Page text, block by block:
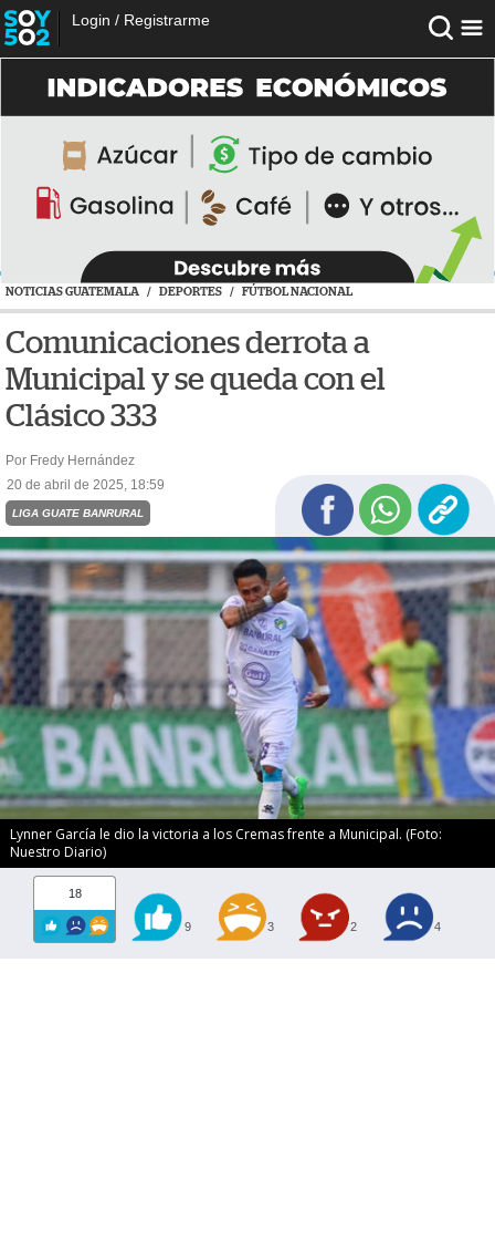
Login / Registrarme
NOTICIAS GUATEMALA / DEPORTES / FÚTBOL NACIONAL
Comunicaciones derrota a
Municipal y se queda con el
Clásico 333
Por Fredy Hernández
20 de abril de 2025, 18:59
LIGA GUATE BANRURAL
Lynner García le dio la victoria a los Cremas frente a Municipal. (Foto:
Nuestro Diario)
18
9 3 2 4